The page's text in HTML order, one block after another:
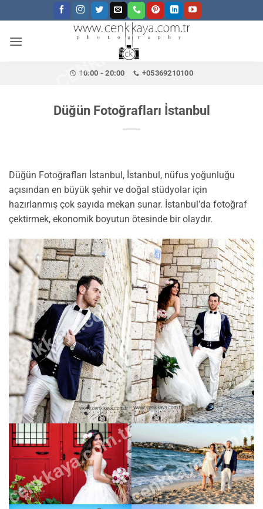
atla
CENKKAYA.COM.TR
10:00 - 20:00 +05369210100
Düğün Fotoğrafları İstanbul
Düğün Fotoğrafları İstanbul, İstanbul, nüfus yoğunluğu
açısından en büyük şehir ve doğal stüdyolar için
hazırlanmış çok sayıda mekan sunar. İstanbul’da fotoğraf
çektirmek, ekonomik boyutun ötesinde bir olaydır.
cenkkaya.com.trcenkkaya.com.tr
cenkkaya.com.trcenkkaya.com.tr